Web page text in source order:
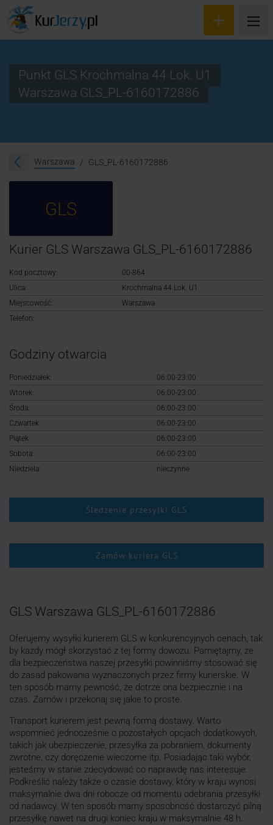
Śledzenie przesyłki
Logowanie
Punkt GLS Krochmalna 44 Lok. U1
Warszawa GLS_PL-6160172886
Warszawa GLS_PL-6160172886
GLS
Kurier GLS Warszawa GLS_PL-6160172886
Kod pocztowy:
00-864
Ulica:
Krochmalna 44 Lok. U1
Miejscowość:
Warszawa
Telefon:
Godziny otwarcia
Poniedziałek:
06:00-23:00
Wtorek:
06:00-23:00
Środa:
06:00-23:00
Czwartek:
06:00-23:00
Piątek:
06:00-23:00
Sobota:
06:00-23:00
Niedziela:
nieczynne
Śledzenie przesyłki GLS
Zamów kuriera GLS
GLS Warszawa GLS_PL-6160172886
Oferujemy wysyłki kurierem GLS w konkurencyjnych cenach, tak
by każdy mógł skorzystać z tej formy dowozu. Pamiętajmy, że
dla bezpieczeństwa naszej przesyłki powinniśmy stosować się
do zasad pakowania wyznaczonych przez firmy kurierskie. W
ten sposób mamy pewność, że dotrze ona bezpiecznie i na
czas. Zamów i przekonaj się jakie to proste.
Transport kurierem jest pewną formą dostawy. Warto
wspomnieć jednocześnie o pozostałych opcjach dodatkowych,
takich jak ubezpieczenie, przesyłka za pobraniem, dokumenty
zwrotne, czy doręczenie wieczorne itp. Posiadając taki wybór,
jesteśmy w stanie zdecydować co naprawdę nas interesuje.
Podkreślić należy także o czasie dostawy, który w kraju wynosi
maksymalnie dwa dni robocze od momentu odebrania przesyłki
od nadawcy. W ten sposób mamy sposobność dostarczyć pilną
przesyłkę nawet na drugi koniec kraju w maksymalnie 48 h.